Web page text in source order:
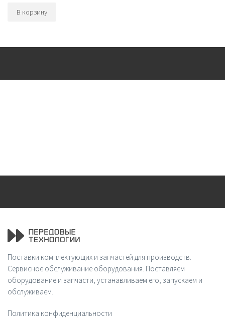
В корзину
Поставки комплектующих и запчастей для производств.
Сервисное обслуживание оборудования. Поставляем
оборудование и запчасти, устанавливаем его, запускаем и
обслуживаем.
Политика конфиденциальности